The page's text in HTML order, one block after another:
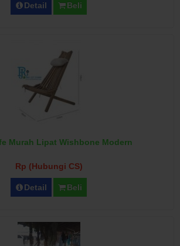
Detail Beli
Murah Lipat Wishbone Modern
Rp (Hubungi CS)
Detail Beli